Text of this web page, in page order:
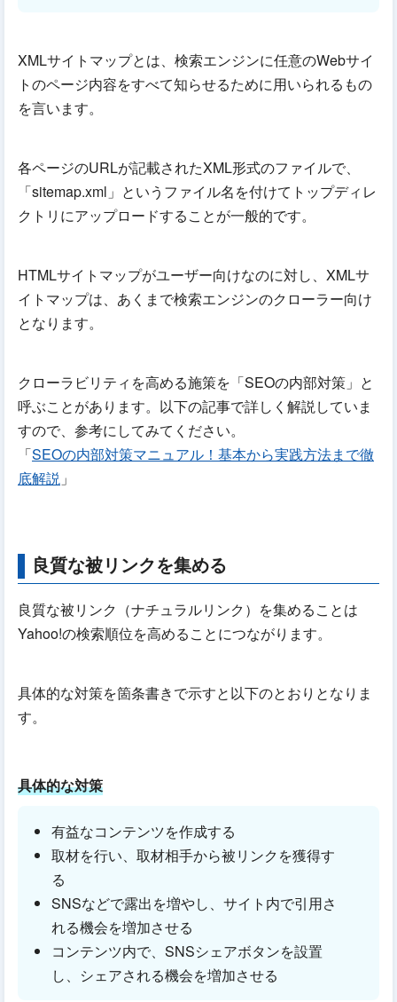
XMLサイトマップとは、検索エンジンに任意のWebサイ
トのページ内容をすべて知らせるために用いられるもの
を言います。
各ページのURLが記載されたXML形式のファイルで、
「sitemap.xml」というファイル名を付けてトップディレ
クトリにアップロードすることが一般的です。
HTMLサイトマップがユーザー向けなのに対し、XMLサ
イトマップは、あくまで検索エンジンのクローラー向け
となります。
クローラビリティを高める施策を「SEOの内部対策」と
呼ぶことがあります。以下の記事で詳しく解説していま
すので、参考にしてみてください。
「SEOの内部対策マニュアル！基本から実践方法まで徹
底解説 」
良質な被リンクを集める
良質な被リンク（ナチュラルリンク）を集めることは
Yahoo!の検索順位を高めることにつながります。
具体的な対策を箇条書きで示すと以下のとおりとなりま
す。
具体的な対策
有益なコンテンツを作成する
取材を行い、取材相手から被リンクを獲得す
る
SNSなどで露出を増やし、サイト内で引用さ
れる機会を増加させる
コンテンツ内で、SNSシェアボタンを設置
し、シェアされる機会を増加させる